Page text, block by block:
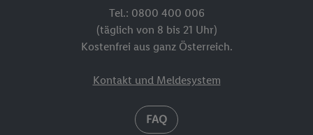
Tel.: 0800 400 006
(täglich von 8 bis 21 Uhr)
Kostenfrei aus ganz Österreich.
Kontakt und Meldesystem
FAQ